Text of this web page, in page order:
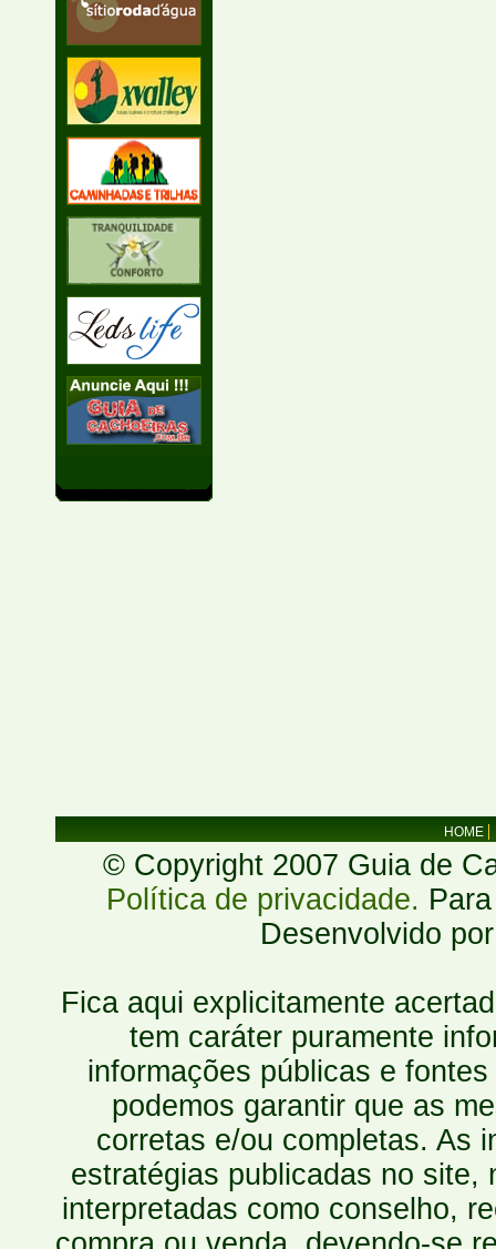
HOME
© Copyright 2007 Guia de
Política de privacidade.
Desenvolvido
Fica aqui explicitamente
tem caráter puramente
informações públicas e
podemos garantir que as
corretas e/ou completas. As
estratégias publicadas no site,
interpretadas como conselho,